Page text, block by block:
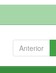
Anterior